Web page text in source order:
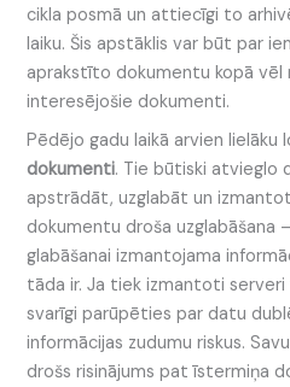
cikla posmā un attiecīgi to
laiku. Šis apstāklis var būt par
aprakstīto dokumentu kopā vēl
interesējošie dokumenti.
Pēdējo gadu laikā arvien
dokumenti. Tie būtiski atvieglo
apstrādāt, uzglabāt un
dokumentu droša uzglabāšana
glabāšanai izmantojama
tāda ir. Ja tiek izmantoti serveri
svarīgi parūpēties par datu
informācijas zudumu riskus.
drošs risinājums pat īstermiņa